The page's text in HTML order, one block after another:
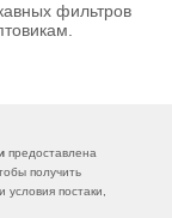
фильтров
предоставлена
получить
постаки,